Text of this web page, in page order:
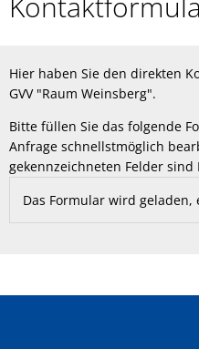
Hier haben Sie den direkten
GVV "Raum Weinsberg".
Bitte füllen Sie das folgende
Anfrage schnellstmöglich
gekennzeichneten Felder sind
Das Formular wird